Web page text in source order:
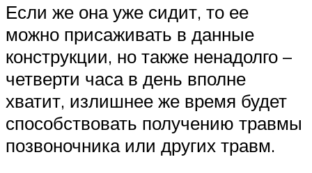
Если же она уже сидит, то ее
можно присаживать в данные
конструкции, но также ненадолго –
четверти часа в день вполне
хватит, излишнее же время будет
способствовать получению травмы
позвоночника или других травм.